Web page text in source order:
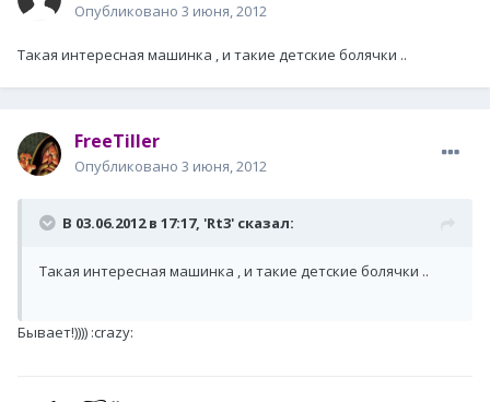
Опубликовано 3 июня, 2012
Такая интересная машинка , и такие детские болячки ..
FreeTiller
Опубликовано 3 июня, 2012
В 03.06.2012 в 17:17, 'Rt3' сказал:
Такая интересная машинка , и такие детские болячки ..
Бывает!)))) :crazy: